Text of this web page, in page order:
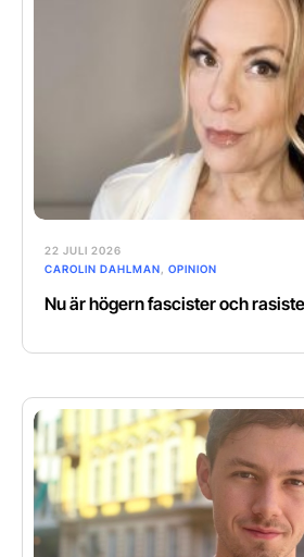
22 JULI 2026
CAROLIN DAHLMAN
OPINION
Nu är högern fascister och